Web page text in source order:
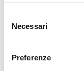
delNecessari
Preferenze
Avvolgi ogni
forma e trattenere i
Quando la